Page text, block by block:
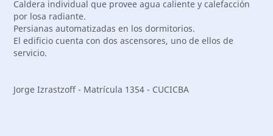
Caldera individual que provee agua caliente y calefacción
por losa radiante.
Persianas automatizadas en los dormitorios.
El edificio cuenta con dos ascensores, uno de ellos de
servicio.
Jorge Izrastzoff - Matrícula 1354 - CUCICBA